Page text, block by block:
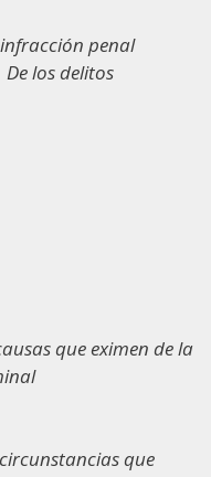
penal
De los delitos
que eximen de la
que